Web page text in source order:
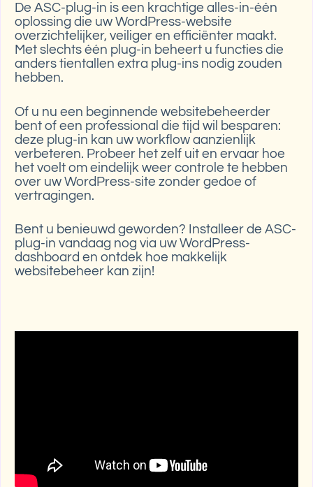
De ASC-plug-in is een krachtige alles-in-één
oplossing die uw WordPress-website
overzichtelijker, veiliger en efficiënter maakt.
Met slechts één plug-in beheert u functies die
anders tientallen extra plug-ins nodig zouden
hebben.
Of u nu een beginnende websitebeheerder
bent of een professional die tijd wil besparen:
deze plug-in kan uw workflow aanzienlijk
verbeteren. Probeer het zelf uit en ervaar hoe
het voelt om eindelijk weer controle te hebben
over uw WordPress-site zonder gedoe of
vertragingen.
Bent u benieuwd geworden? Installeer de ASC-
plug-in vandaag nog via uw WordPress-
dashboard en ontdek hoe makkelijk
websitebeheer kan zijn!